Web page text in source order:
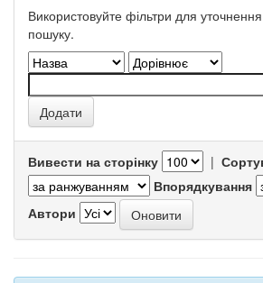
Використовуйте фільтри для уточнення
пошуку.
Вивести на сторінку |
Впорядкування
Автори